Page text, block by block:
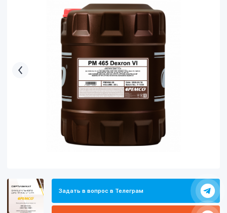
Задать в вопрос в Телеграм